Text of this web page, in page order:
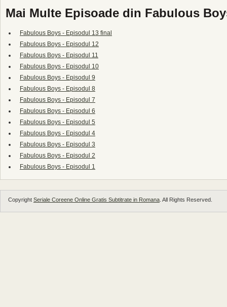
Mai Multe Episoade din Fabulous
Fabulous Boys - Episodul 13 final
Fabulous Boys - Episodul 12
Fabulous Boys - Episodul 11
Fabulous Boys - Episodul 10
Fabulous Boys - Episodul 9
Fabulous Boys - Episodul 8
Fabulous Boys - Episodul 7
Fabulous Boys - Episodul 6
Fabulous Boys - Episodul 5
Fabulous Boys - Episodul 4
Fabulous Boys - Episodul 3
Fabulous Boys - Episodul 2
Fabulous Boys - Episodul 1
Copyright Seriale Coreene Online Gratis Subtitrate in Romana . All Rights Reserved.